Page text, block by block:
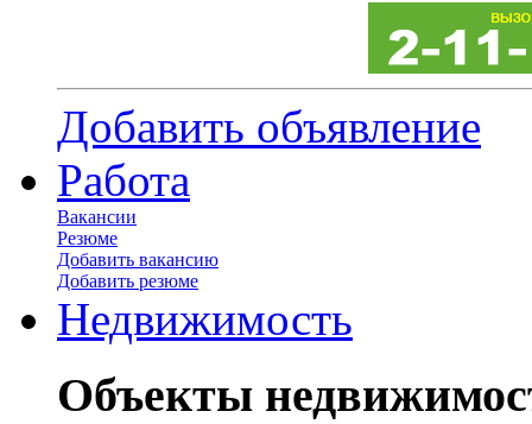
Добавить объявление
Работа
Вакансии
Резюме
Добавить вакансию
Добавить резюме
Недвижимость
Объекты